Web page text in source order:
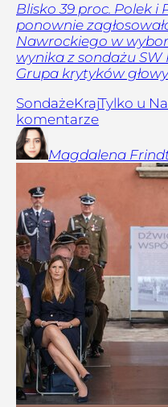
Blisko 39 proc. Polek i
ponownie
Nawrockiego w
wynika z sondażu SW
Grupa krytyków
SondażeKrajTylko u
komentarze
Magdalena